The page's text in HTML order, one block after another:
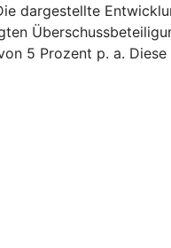
dargestellte
5 Prozent p. a.